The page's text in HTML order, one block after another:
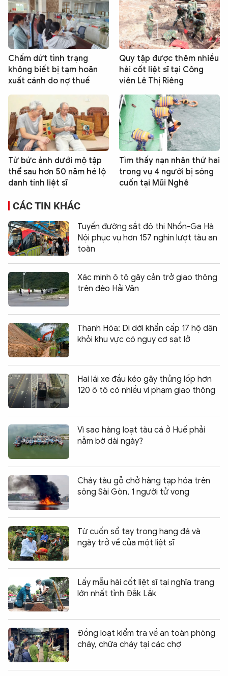
Chấm dứt tình trạng
không biết bị tạm hoãn
xuất cảnh do nợ thuế
Quy tập được thêm nhiều
hài cốt liệt sĩ tại Công
viên Lê Thị Riêng
Từ bức ảnh dưới mộ tập
thể sau hơn 50 năm hé lộ
danh tính liệt sĩ
Tìm thấy nạn nhân thứ hai
trong vụ 4 người bị sóng
cuốn tại Mũi Nghê
CÁC TIN KHÁC
Tuyến đường sắt đô thị Nhổn-Ga Hà
Nội phục vụ hơn 157 nghìn lượt tàu an
toàn
Xác minh ô tô gây cản trở giao thông
trên đèo Hải Vân
Thanh Hóa: Di dời khẩn cấp 17 hộ dân
khỏi khu vực có nguy cơ sạt lở
Hai lái xe đầu kéo gây thủng lốp hơn
120 ô tô có nhiều vi phạm giao thông
Vì sao hàng loạt tàu cá ở Huế phải
nằm bờ dài ngày?
Cháy tàu gỗ chở hàng tạp hóa trên
sông Sài Gòn, 1 người tử vong
Từ cuốn sổ tay trong hang đá và
ngày trở về của một liệt sĩ
Lấy mẫu hài cốt liệt sĩ tại nghĩa trang
lớn nhất tỉnh Đắk Lắk
Đồng loạt kiểm tra về an toàn phòng
cháy, chữa cháy tại các chợ